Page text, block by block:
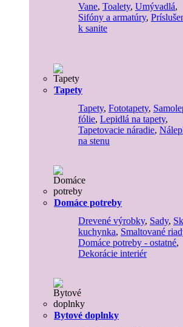
Vane, Toalety, Umývadlá,
Sifóny a armatúry,
k sanite
Tapety
Tapety, Fototapety,
fólie, Lepidlá na tapety,
Tapetovacie náradie,
na stenu
Domáce potreby
Drevené výrobky, Sady,
kuchynka, Smaltované
Domáce potreby - ostatné,
Dekorácie interiér
Bytové doplnky